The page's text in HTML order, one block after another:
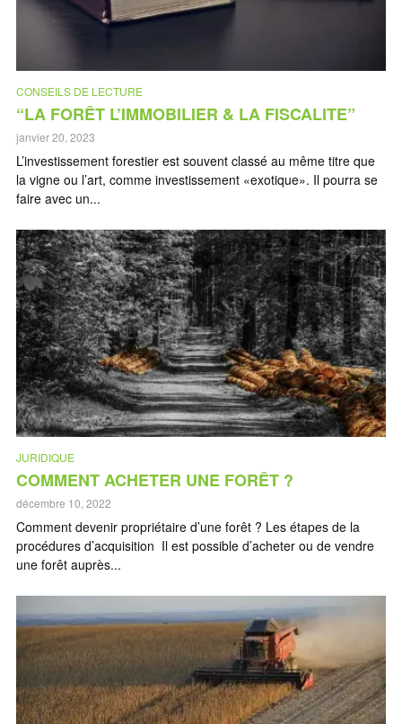
CONSEILS DE LECTURE
“LA FORÊT L’IMMOBILIER & LA FISCALITE”
janvier 20, 2023
L’investissement forestier est souvent classé au même titre que
la vigne ou l’art, comme investissement «exotique». Il pourra se
faire avec un...
JURIDIQUE
COMMENT ACHETER UNE FORÊT ?
décembre 10, 2022
Comment devenir propriétaire d’une forêt ? Les étapes de la
procédures d’acquisition Il est possible d’acheter ou de vendre
une forêt auprès...